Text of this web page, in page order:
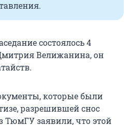
состоялось 4
Велижанина, он
которые были
разрешившей снос
ТюмГУ заявили, что этой